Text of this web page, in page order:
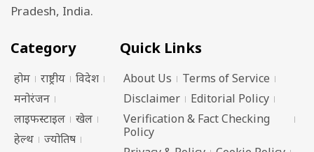
Pradesh, India.
Category
होम राष्ट्रीय
विदेश
मनोरंजन
लाइफस्टाइल
खेल
हेल्थ
ज्योतिष
Quick Links
About Us
Terms of Service
Disclaimer
Editorial Policy
Verification & Fact Checking
Policy